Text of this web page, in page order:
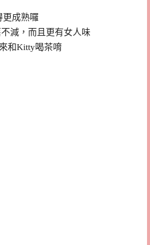
更成熟囉
減，而且更有女人味
和Kitty喝茶唷